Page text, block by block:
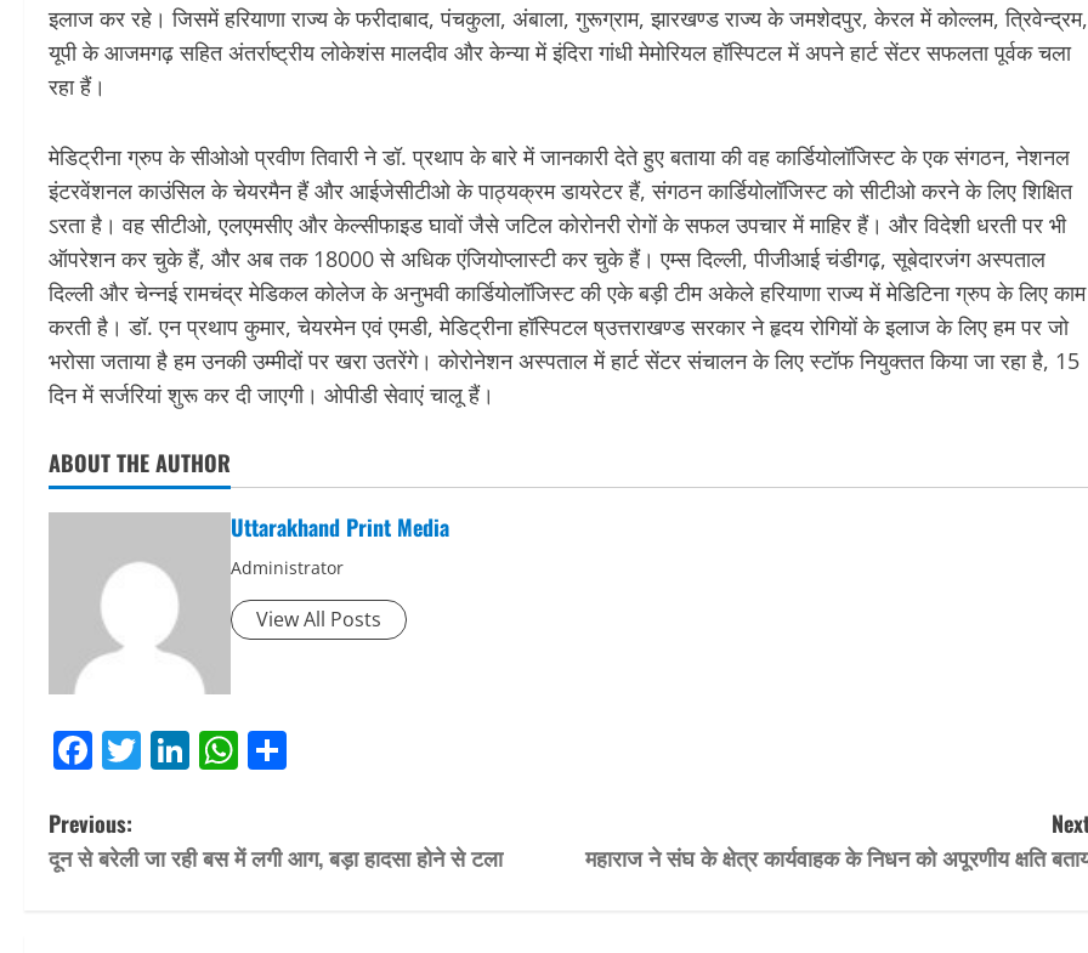
इलाज कर रहे। जिसमें हरियाणा राज्य के फरीदाबाद, पंचकुला, अंबाला, गुरूग्राम, झारखण्ड राज्य के जमशेदपुर, केरल में कोल्लम, त्रिवेन्द्रम,
यूपी के आजमगढ़ सहित अंतर्राष्ट्रीय लोकेशंस मालदीव और केन्या में इंदिरा गांधी मेमोरियल हॉस्पिटल में अपने हार्ट सेंटर सफलता पूर्वक चला
रहा हैं।
मेडिट्रीना ग्रुप के सीओओ प्रवीण तिवारी ने डॉ. प्रथाप के बारे में जानकारी देते हुए बताया की वह कार्डियोलॉजिस्ट के एक संगठन, नेशनल
इंटरवेंशनल काउंसिल के चेयरमैन हैं और आईजेसीटीओ के पाठ्यक्रम डायरेटर हैं, संगठन कार्डियोलॉजिस्ट को सीटीओ करने के लिए शिक्षित
ऽरता है। वह सीटीओ, एलएमसीए और केल्सीफाइड घावों जैसे जटिल कोरोनरी रोगों के सफल उपचार में माहिर हैं। और विदेशी धरती पर भी
ऑपरेशन कर चुके हैं, और अब तक 18000 से अधिक एंजियोप्लास्टी कर चुके हैं। एम्स दिल्ली, पीजीआई चंडीगढ़, सूबेदारजंग अस्पताल
दिल्ली और चेन्नई रामचंद्र मेडिकल कोलेज के अनुभवी कार्डियोलॉजिस्ट की एके बड़ी टीम अकेले हरियाणा राज्य में मेडिटिना ग्रुप के लिए काम
करती है। डॉ. एन प्रथाप कुमार, चेयरमेन एवं एमडी, मेडिट्रीना हॉस्पिटल ष्उत्तराखण्ड सरकार ने हृदय रोगियों के इलाज के लिए हम पर जो
भरोसा जताया है हम उनकी उम्मीदों पर खरा उतरेंगे। कोरोनेशन अस्पताल में हार्ट सेंटर संचालन के लिए स्टॉफ नियुक्तत किया जा रहा है, 15
दिन में सर्जरियां शुरू कर दी जाएगी। ओपीडी सेवाएं चालू हैं।
ABOUT THE AUTHOR
Uttarakhand Print Media
Administrator
View All Posts
Facebook
Twitter
LinkedIn
WhatsApp
P
o
Previous:
दून से बरेली जा रही बस में लगी आग, बड़ा हादसा होने से टला
महाराज ने संघ के क्षेत्र कार्यवाहक के निधन को अपूरणीय क्षति